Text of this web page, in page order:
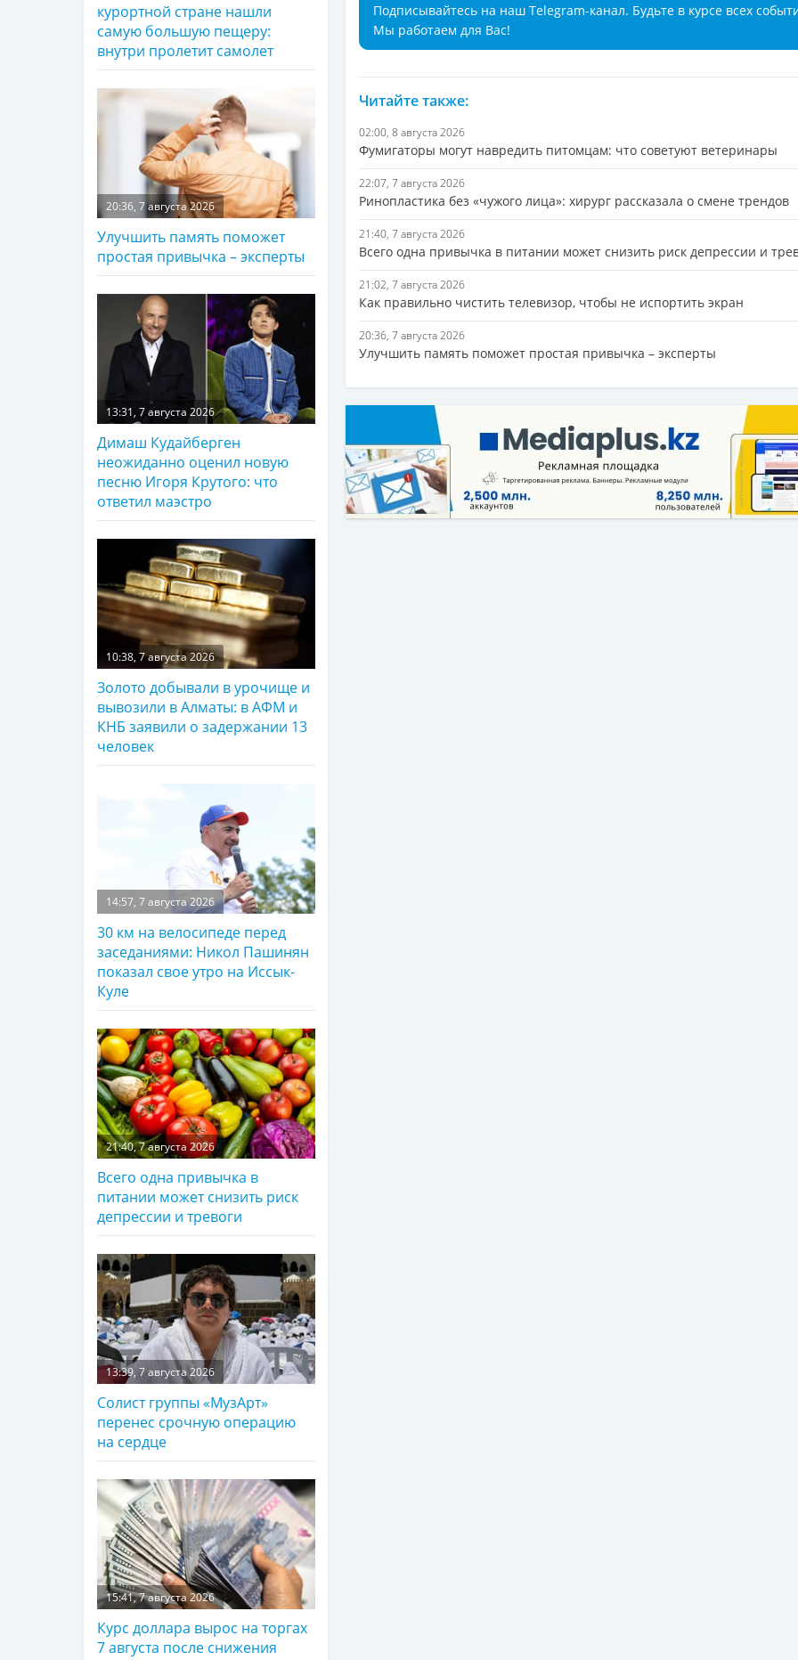
Подписывайтесь на наш Telegram-канал. Будьте в курсе всех
Мы работаем для Вас!
Читайте также:
02:00, 8 августа 2026
Фумигаторы могут навредить питомцам: что советуют ветеринары
22:07, 7 августа 2026
Ринопластика без «чужого лица»: хирург рассказала о смене трендов
21:40, 7 августа 2026
Всего одна привычка в питании может снизить риск депрессии и
21:02, 7 августа 2026
Как правильно чистить телевизор, чтобы не испортить экран
20:36, 7 августа 2026
Улучшить память поможет простая привычка – эксперты
курортной стране нашли
самую большую пещеру:
внутри пролетит самолет
20:36, 7 августа 2026
Улучшить память поможет
простая привычка – эксперты
13:31, 7 августа 2026
Димаш Кудайберген
неожиданно оценил новую
песню Игоря Крутого: что
ответил маэстро
10:38, 7 августа 2026
Золото добывали в урочище и
вывозили в Алматы: в АФМ и
КНБ заявили о задержании 13
человек
14:57, 7 августа 2026
30 км на велосипеде перед
заседаниями: Никол Пашинян
показал свое утро на Иссык-
Куле
21:40, 7 августа 2026
Всего одна привычка в
питании может снизить риск
депрессии и тревоги
13:39, 7 августа 2026
Солист группы «МузАрт»
перенес срочную операцию
на сердце
15:41, 7 августа 2026
Курс доллара вырос на торгах
7 августа после снижения